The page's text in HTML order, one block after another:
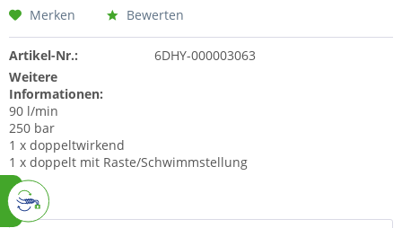
Merken Bewerten
Artikel-Nr.:
6DHY-000003063
Weitere
Informationen:
90 l/min
250 bar
1 x doppeltwirkend
1 x doppelt mit Raste/Schwimmstellung